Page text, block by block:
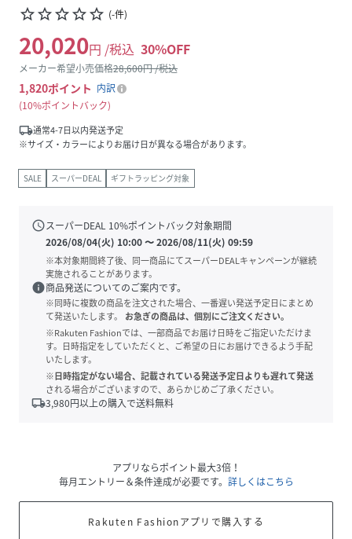
star_borderstar_borderstar_borderstar_borderstar_border (-件)
20,020円 /税込 30%OFF
メーカー希望小売価格28,600円 /税込
1,820ポイント 内訳
10%ポイントバック
local_shipping通常4-7日以内発送予定
※サイズ・カラーによりお届け日が異なる場合があります。
SALE スーパーDEAL ギフトラッピング対象
scheduleスーパーDEAL 10%ポイントバック対象期間
2026/08/04(火) 10:00〜2026/08/11(火) 09:59
※本対象期間終了後、同一商品にてスーパーDEALキャンペーンが継続
実施されることがあります。
info商品発送についてのご案内です。
※同時に複数の商品を注文された場合、一番遅い発送予定日にまとめ
て発送いたします。
お急ぎの商品は、個別にご注文ください。
※Rakuten Fashionでは、一部商品でお届け日時をご指定いただけま
す。日時指定をしていただくと、ご希望の日にお届けできるよう手配
いたします。
※日時指定がない場合、記載されている発送予定日よりも遅れて発送
される場合がございますので、あらかじめご了承ください。
local_shipping3,980円以上の購入で送料無料
アプリならポイント最大3倍！
毎月エントリー＆条件達成が必要です。 詳しくはこちら
Rakuten Fashionアプリで購入する